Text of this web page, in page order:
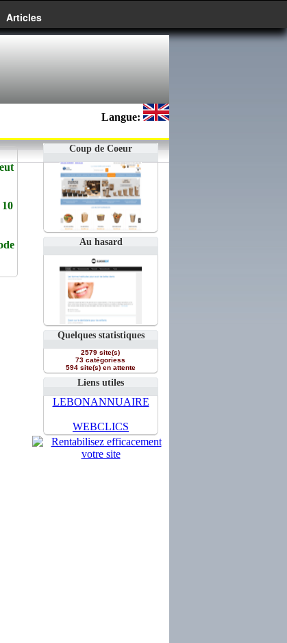
Articles
Langue:
Coup de Coeur
Au hasard
Quelques statistiques
2579 site(s)
73 catégoriess
594 site(s) en attente
Liens utiles
LEBONANNUAIRE
WEBCLICS